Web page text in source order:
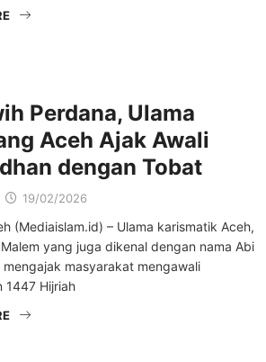
Perdana, Ulama
Aceh Ajak Awali
dengan Tobat
19/02/2026
(Mediaislam.id) – Ulama karismatik Aceh,
yang juga dikenal dengan nama Abi
mengajak masyarakat mengawali
1447 Hijriah